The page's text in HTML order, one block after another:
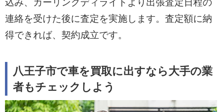
込み、カーリンクディライトより出張査定日程の
連絡を受けた後に査定を実施します。査定額に納
得できれば、契約成立です。
八王子市で車を買取に出すなら大手の業
者もチェックしよう